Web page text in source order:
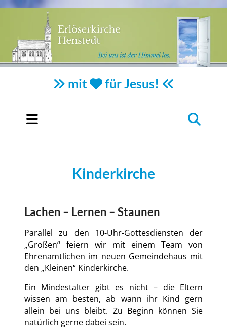
 mit für Jesus! 
Kinderkirche
Lachen – Lernen – Staunen
Parallel zu den 10-Uhr-Gottesdiensten der
„Großen“ feiern wir mit einem Team von
Ehrenamtlichen im neuen Gemeindehaus mit
den „Kleinen“ Kinderkirche.
Ein Mindestalter gibt es nicht – die Eltern
wissen am besten, ab wann ihr Kind gern
allein bei uns bleibt. Zu Beginn können Sie
natürlich gerne dabei sein.